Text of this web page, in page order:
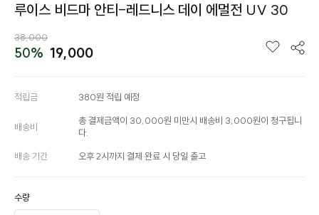
루이스 비드마 안티-레드니스 데이 에멀전 UV 30
38,000
50% 19,000
적립금 380원 적립 예정
배송비
총 결제금액이 30,000원 미만시 배송비 3,000원이 청구됩니
다.
배송 기간 오후 2시까지 결제 완료 시 당일 출고
수량